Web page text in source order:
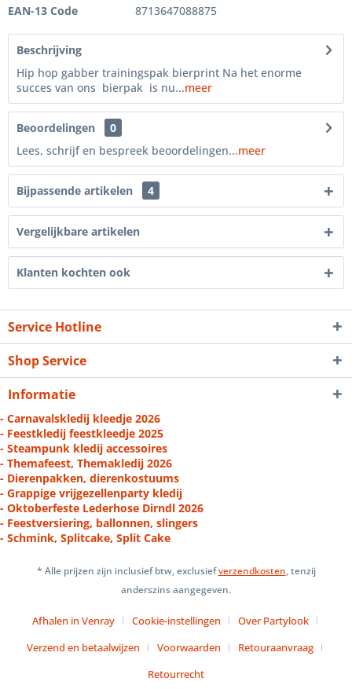
EAN-13 Code
8713647088875
Beschrijving
Hip hop gabber trainingspak bierprint Na het enorme
succes van ons bierpak is nu...meer
Beoordelingen
0
Lees, schrijf en bespreek beoordelingen...meer
Bijpassende artikelen 4
Vergelijkbare artikelen
Klanten kochten ook
Service Hotline
Shop Service
Informatie
- Carnavalskledij kleedje 2026
- Feestkledij feestkleedje 2025
- Steampunk kledij accessoires
- Themafeest, Themakledij 2026
- Dierenpakken, dierenkostuums
- Grappige vrijgezellenparty kledij
- Oktoberfeste Lederhose Dirndl 2026
- Feestversiering, ballonnen, slingers
- Schmink, Splitcake, Split Cake
* Alle prijzen zijn inclusief btw, exclusiefverzendkosten, tenzij
anderszins aangegeven.
Afhalen in Venray Cookie-instellingen
Over Partylook
Verzend en betaalwijzen
Voorwaarden
Retouraanvraag
Retourrecht